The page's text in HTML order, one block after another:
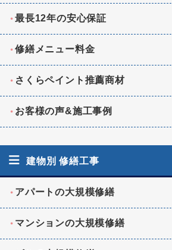
最長12年の安心保証
修繕メニュー料金
さくらペイント推薦商材
お客様の声&施工事例
建物別 修繕工事
アパートの大規模修繕
マンションの大規模修繕